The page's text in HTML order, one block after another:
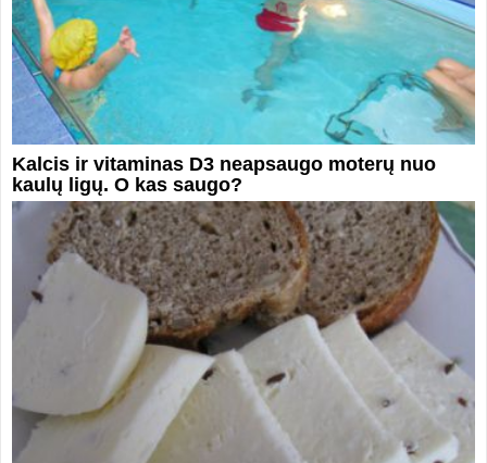
Kalcis ir vitaminas D3 neapsaugo moterų nuo
kaulų ligų. O kas saugo?